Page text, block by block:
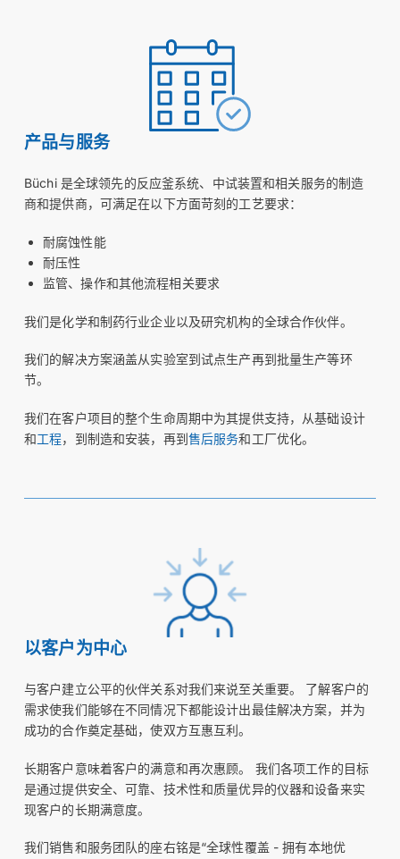
产品与服务
Büchi 是全球领先的反应釜系统、中试装置和相关服务的制造
商和提供商，可满足在以下方面苛刻的工艺要求：
耐腐蚀性能
耐压性
监管、操作和其他流程相关要求
我们是化学和制药行业企业以及研究机构的全球合作伙伴。
我们的解决方案涵盖从实验室到试点生产再到批量生产等环
节。
我们在客户项目的整个生命周期中为其提供支持，从基础设计
和工程，到制造和安装，再到售后服务和工厂优化。
以客户为中心
与客户建立公平的伙伴关系对我们来说至关重要。 了解客户的
需求使我们能够在不同情况下都能设计出最佳解决方案，并为
成功的合作奠定基础，使双方互惠互利。
长期客户意味着客户的满意和再次惠顾。 我们各项工作的目标
是通过提供安全、可靠、技术性和质量优异的仪器和设备来实
现客户的长期满意度。
我们销售和服务团队的座右铭是“全球性覆盖 - 拥有本地优